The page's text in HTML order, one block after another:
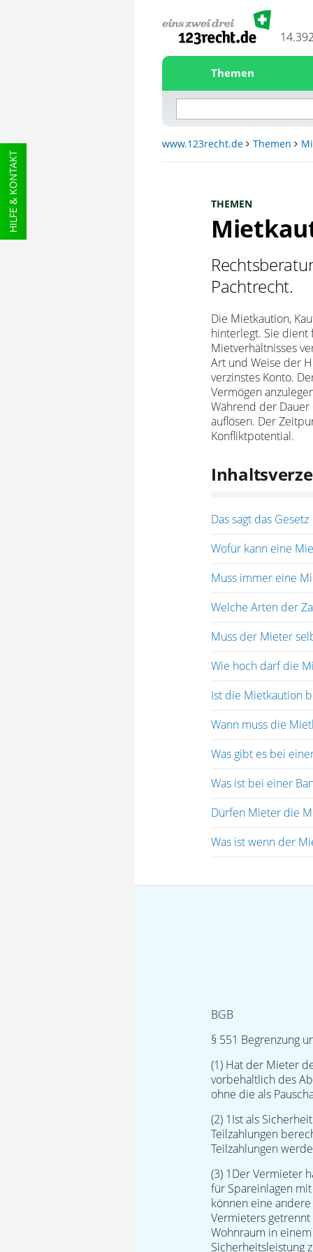
HILFE & KONTAKT
Themen
www.123recht.de Themen
THEMEN
Pachtrecht.
Die Mietkaution,
hinterlegt. Sie dient
Mietverhältnisses
Art und Weise der
verzinstes Konto.
Vermögen
Während der
auflösen. Der
Konfliktpotential.
Das sagt das Gesetz
Wofür kann eine
Muss immer eine
Welche Arten der
Muss der Mieter
Wie hoch darf die
Ist die Mietkaution
Wann muss die
Was gibt es bei
Was ist bei einer
Dürfen Mieter die
Was ist wenn der
BGB
§ 551 Begrenzung
(1) Hat der Mieter
vorbehaltlich des
ohne die als
(2) 1Ist als
Teilzahlungen
Teilzahlungen
(3) 1Der Vermieter
für Spareinlagen
können eine
Vermieters
Wohnraum in
Sicherheitsleistung